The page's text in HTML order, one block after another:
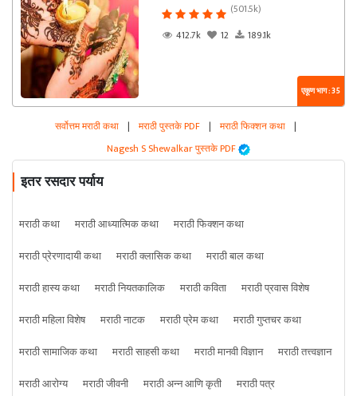
(501.5k)
412.7k
12 189.1k
एकूण भाग : 35
सर्वोत्तम मराठी कथा | मराठी पुस्तके PDF | मराठी फिक्शन कथा |
Nagesh S Shewalkar पुस्तके PDF
इतर रसदार पर्याय
मराठी कथा मराठी आध्यात्मिक कथा
मराठी फिक्शन कथा
मराठी प्रेरणादायी कथा
मराठी क्लासिक कथा
मराठी बाल कथा
मराठी हास्य कथा
मराठी नियतकालिक मराठी कविता
मराठी प्रवास विशेष
मराठी महिला विशेष
मराठी नाटक मराठी प्रेम कथा
मराठी गुप्तचर कथा
मराठी सामाजिक कथा
मराठी साहसी कथा मराठी मानवी विज्ञान
मराठी तत्त्वज्ञान
मराठी आरोग्य
मराठी जीवनी मराठी अन्न आणि कृती मराठी पत्र